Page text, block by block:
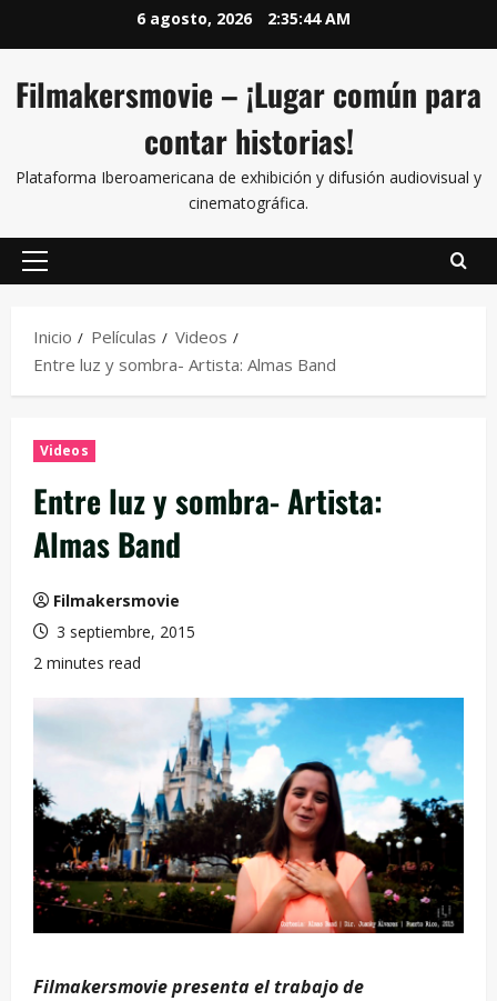
6 agosto, 2026 2:35:45 AM
Filmakersmovie – ¡Lugar común para
contar historias!
Plataforma Iberoamericana de exhibición y difusión audiovisual y
cinematográfica.
Inicio Películas
Videos
Entre luz y sombra- Artista: Almas Band
Videos
Entre luz y sombra- Artista:
Almas Band
Filmakersmovie
3 septiembre, 2015
2 minutes read
Filmakersmovie presenta el trabajo de